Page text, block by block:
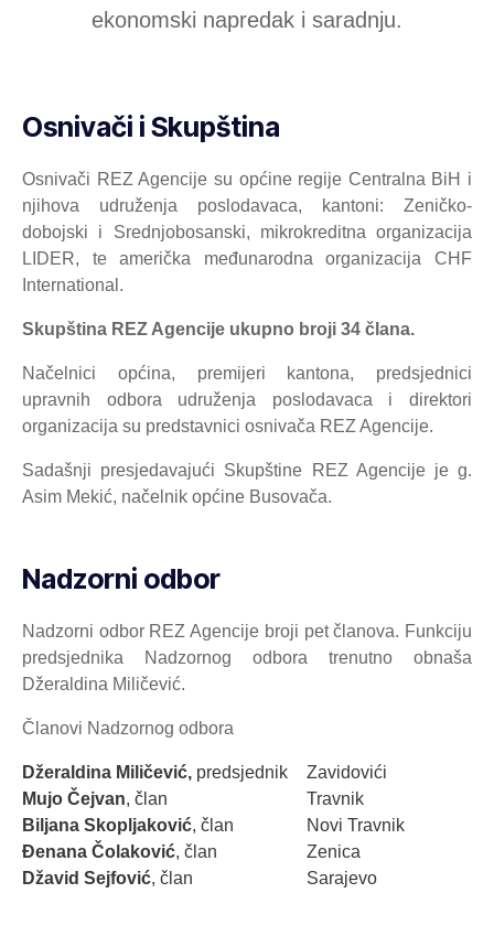
ekonomski napredak i saradnju.
Nadzorni odbor
Nadzorni odbor REZ Agencije broji pet članova. Funkciju
predsjednika Nadzornog odbora trenutno obnaša
Džeraldina Miličević.
Članovi Nadzornog odbora
Džeraldina Miličević, predsjednik
Zavidovići
Mujo Čejvan, član
Travnik
Biljana Skopljaković, član
Novi Travnik
Đenana Čolaković, član
Zenica
Džavid Sejfović, član Sarajevo
Osnivači i Skupština
Osnivači REZ Agencije su općine regije Centralna BiH i
njihova udruženja poslodavaca, kantoni: Zeničko-
dobojski i Srednjobosanski, mikrokreditna organizacija
LIDER, te američka međunarodna organizacija CHF
International.
Skupština REZ Agencije ukupno broji 34 člana.
Načelnici općina, premijeri kantona, predsjednici
upravnih odbora udruženja poslodavaca i direktori
organizacija su predstavnici osnivača REZ Agencije.
Sadašnji presjedavajući Skupštine REZ Agencije je g.
Asim Mekić, načelnik općine Busovača.